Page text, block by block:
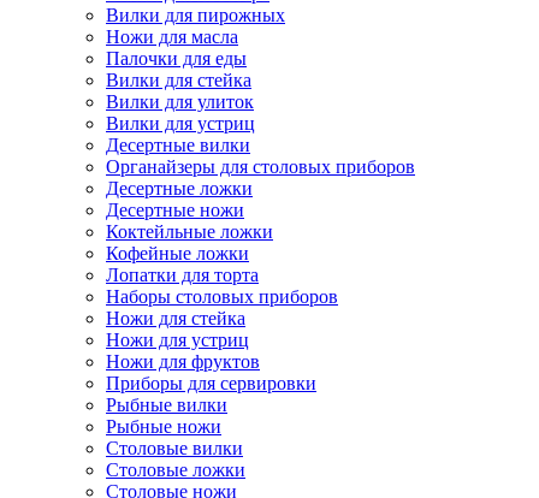
Вилки для пирожных
Ножи для масла
Палочки для еды
Вилки для стейка
Вилки для улиток
Вилки для устриц
Десертные вилки
Органайзеры для столовых приборов
Десертные ложки
Десертные ножи
Коктейльные ложки
Кофейные ложки
Лопатки для торта
Наборы столовых приборов
Ножи для стейка
Ножи для устриц
Ножи для фруктов
Приборы для сервировки
Рыбные вилки
Рыбные ножи
Столовые вилки
Столовые ложки
Столовые ножи